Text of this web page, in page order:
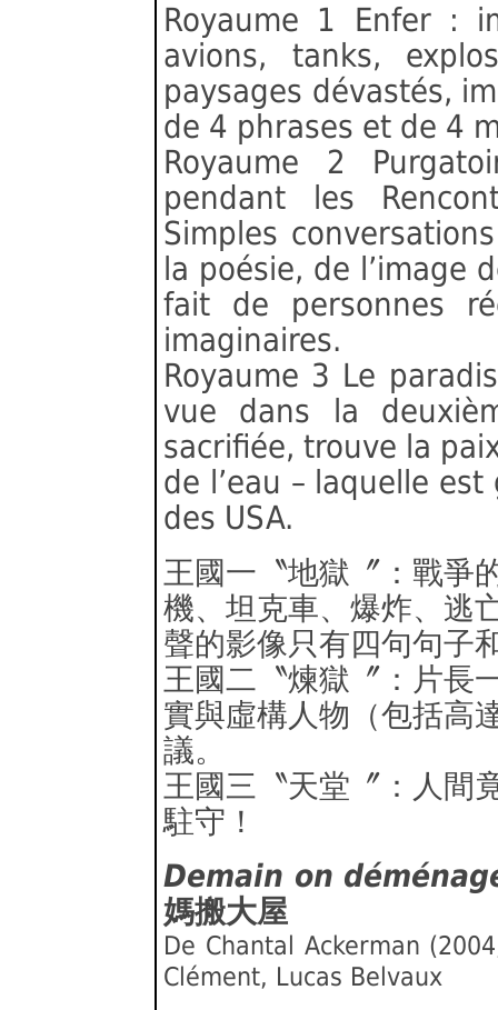
Royaume 1 Enfer :
avions, tanks,
paysages dévastés,
de 4 phrases et de 4
Royaume 2
pendant les
Simples
la poésie, de l’image
fait de personnes
imaginaires.
Royaume 3 Le
vue dans la
sacrifiée, trouve la
de l’eau – laquelle
des USA.
王國一〝地獄〞：戰爭
機、坦克車、爆炸、逃
聲的影像只有四句句子
王國二〝煉獄〞：片長
實與虛構人物（包括高
議。
王國三〝天堂〞：人間
駐守！
Demain on
媽搬大屋
De Chantal Ackerman
Clément, Lucas Belvaux